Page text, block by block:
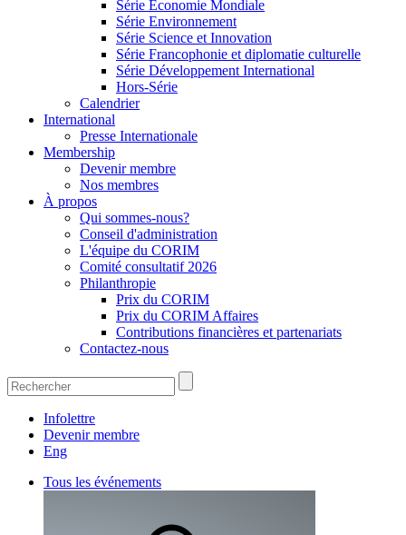
Série Économie Mondiale
Série Environnement
Série Science et Innovation
Série Francophonie et diplomatie culturelle
Série Développement International
Hors-Série
Calendrier
International
Presse Internationale
Membership
Devenir membre
Nos membres
À propos
Qui sommes-nous?
Conseil d'administration
L'équipe du CORIM
Comité consultatif 2026
Philanthropie
Prix du CORIM
Prix du CORIM Affaires
Contributions financières et partenariats
Contactez-nous
Infolettre
Devenir membre
Eng
Tous les événements